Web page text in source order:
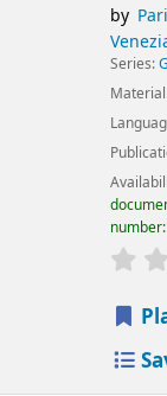
by
Series:
number:
star